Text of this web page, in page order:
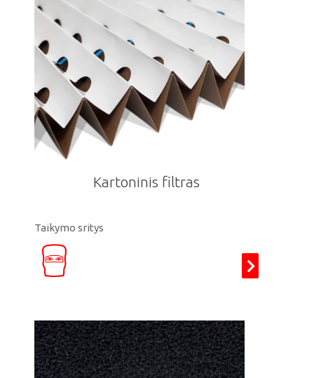
Kartoninis filtras
Taikymo sritys